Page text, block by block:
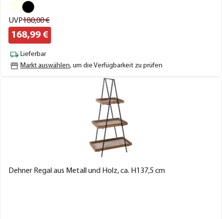
UVP180,00€
168,99 €
Lieferbar
Markt auswählen, um die Verfügbarkeit zu prüfen
Dehner Regal aus Metall und Holz, ca. H137,5 cm